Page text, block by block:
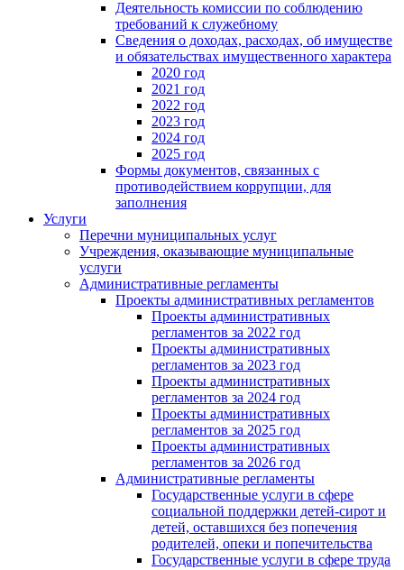
Деятельность комиссии по соблюдению
требований к служебному
Сведения о доходах, расходах, об имуществе
и обязательствах имущественного характера
2020 год
2021 год
2022 год
2023 год
2024 год
2025 год
Формы документов, связанных с
противодействием коррупции, для
заполнения
Услуги
Перечни муниципальных услуг
Учреждения, оказывающие муниципальные
услуги
Административные регламенты
Проекты административных регламентов
Проекты административных
регламентов за 2022 год
Проекты административных
регламентов за 2023 год
Проекты административных
регламентов за 2024 год
Проекты административных
регламентов за 2025 год
Проекты административных
регламентов за 2026 год
Административные регламенты
Государственные услуги в сфере
социальной поддержки детей-сирот и
детей, оставшихся без попечения
родителей, опеки и попечительства
Государственные услуги в сфере труда